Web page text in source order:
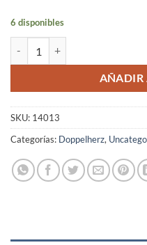
6 disponibles
AÑADIR
SKU: 14013
Categorías: Doppelherz,